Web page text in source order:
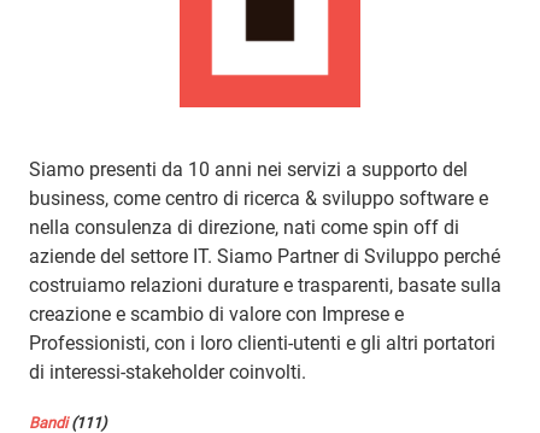
Siamo presenti da 10 anni nei servizi a supporto del
business, come centro di ricerca & sviluppo software e
nella consulenza di direzione, nati come spin off di
aziende del settore IT. Siamo Partner di Sviluppo perché
costruiamo relazioni durature e trasparenti, basate sulla
creazione e scambio di valore con Imprese e
Professionisti, con i loro clienti-utenti e gli altri portatori
di interessi-stakeholder coinvolti.
Bandi(111)